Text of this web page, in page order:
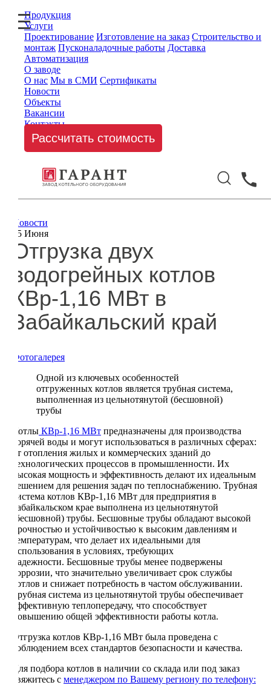
Продукция
Услуги
Проектирование Изготовление на заказ Строительство и
монтаж Пусконаладочные работы Доставка
Автоматизация
О заводе
О нас Мы в СМИ Сертификаты
Новости
Объекты
Вакансии
Контакты
Рассчитать стоимость
Новости
15 Июня
Отгрузка двух
водогрейных котлов
КВр-1,16 МВт в
Забайкальский край
Фотогалерея
Одной из ключевых особенностей
отгруженных котлов является трубная система,
выполненная из цельнотянутой (бесшовной)
трубы
Котлы КВр-1,16 МВт предназначены для производства
горячей воды и могут использоваться в различных сферах:
от отопления жилых и коммерческих зданий до
технологических процессов в промышленности. Их
высокая мощность и эффективность делают их идеальным
решением для решения задач по теплоснабжению. Трубная
система котлов КВр-1,16 МВт для предприятия в
Забайкальском крае выполнена из цельнотянутой
(бесшовной) трубы. Бесшовные трубы обладают высокой
прочностью и устойчивостью к высоким давлениям и
температурам, что делает их идеальными для
использования в условиях, требующих
надежности. Бесшовные трубы менее подвержены
коррозии, что значительно увеличивает срок службы
котлов и снижает потребность в частом обслуживании.
Трубная система из цельнотянутой трубы обеспечивает
эффективную теплопередачу, что способствует
повышению общей эффективности работы котла.
Отгрузка котлов КВр-1,16 МВт была проведена с
соблюдением всех стандартов безопасности и качества.
Для подбора котлов в наличии со склада или под заказ
свяжитесь с менеджером по Вашему региону по телефону: